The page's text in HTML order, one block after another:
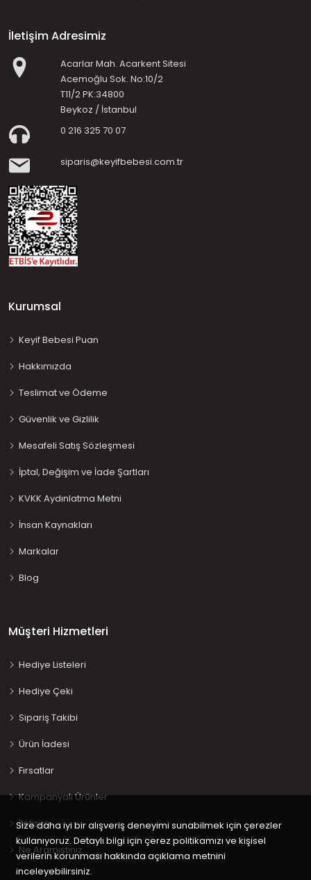
İletişim Adresimiz
Acarlar Mah. Acarkent Sitesi
Acemoğlu Sok. No:10/2
T11/2 PK:34800
Beykoz / İstanbul
0 216 325 70 07
siparis@keyifbebesi.com.tr
Kurumsal
Keyif Bebesi Puan
Hakkımızda
Teslimat ve Ödeme
Güvenlik ve Gizlilik
Mesafeli Satış Sözleşmesi
İptal, Değişim ve İade Şartları
KVKK Aydınlatma Metni
İnsan Kaynakları
Markalar
Blog
Müşteri Hizmetleri
Hediye Listeleri
Hediye Çeki
Sipariş Takibi
Ürün İadesi
Fırsatlar
Kampanyalı Ürünler
İletişim
Ne Aramıştınız…
Size daha iyi bir alışveriş deneyimi sunabilmek için çerezler
kullanıyoruz. Detaylı bilgi için çerez politikamızı ve kişisel
verilerin korunması hakkında açıklama metnini
inceleyebilirsiniz.